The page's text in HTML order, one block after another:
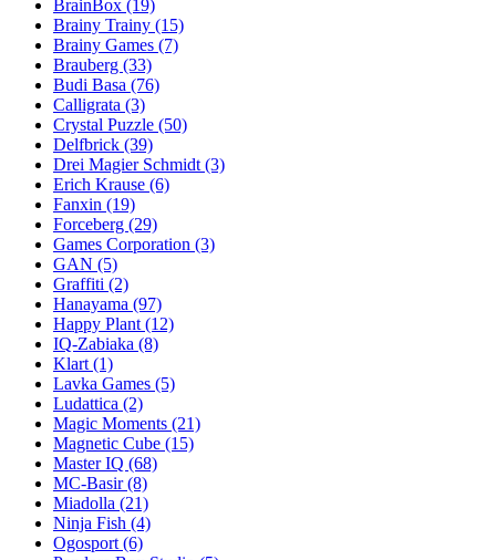
BrainBox (19)
Brainy Trainy (15)
Brainy Games (7)
Brauberg (33)
Budi Basa (76)
Calligrata (3)
Crystal Puzzle (50)
Delfbrick (39)
Drei Magier Schmidt (3)
Erich Krause (6)
Fanxin (19)
Forceberg (29)
Games Corporation (3)
GAN (5)
Graffiti (2)
Hanayama (97)
Happy Plant (12)
IQ-Zabiaka (8)
Klart (1)
Lavka Games (5)
Ludattica (2)
Magic Moments (21)
Magnetic Cube (15)
Master IQ (68)
MC-Basir(8)
Miadolla (21)
Ninja Fish (4)
Ogosport (6)